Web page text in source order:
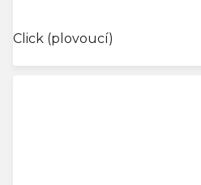
Click (plovoucí)